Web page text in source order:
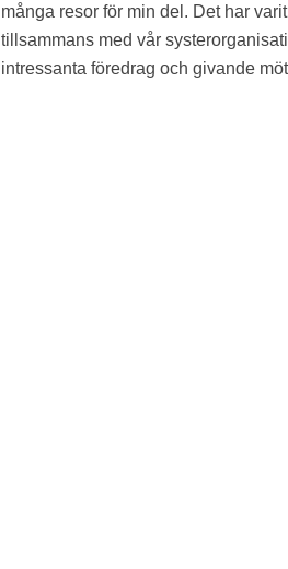
många resor för min del. Det har
tillsammans med vår
intressanta föredrag och givande